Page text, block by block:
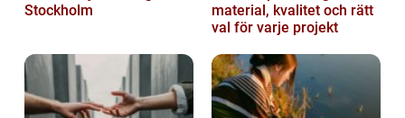
Stockholm
material, kvalitet och rätt
val för varje projekt